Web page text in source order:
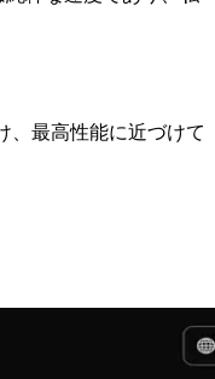
、最高性能に近づけて